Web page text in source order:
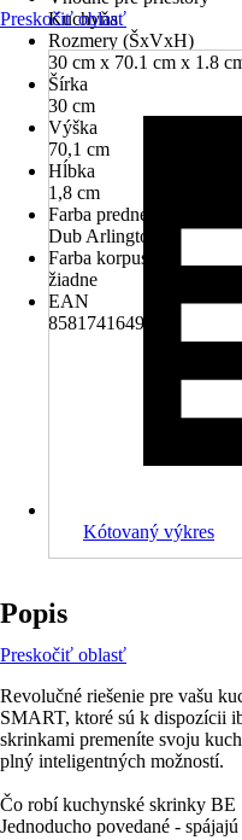
Kuchyňa
Rozmery (ŠxVxH)
30 cm x 70.1 cm x 1.8
Šírka
30 cm
Výška
70,1 cm
Hĺbka
1,8 cm
Farba prednej časti
Dub Arlington
Farba korpusu
žiadne
EAN
8581741649441
Preskočiť oblasť
Kótovaný výkres
Popis
Preskočiť oblasť
Revolučné riešenie pre vašu
SMART, ktoré sú k dispozícii
skrinkami premeníte svoju
plný inteligentných možností.
Čo robí kuchynské skrinky
Jednoducho povedané -